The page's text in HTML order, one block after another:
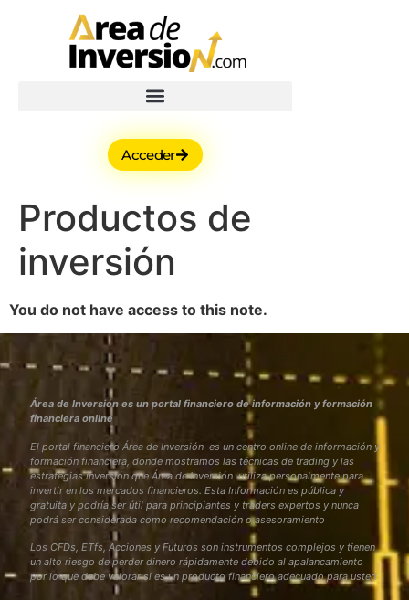
Acceder
Productos de
inversión
You do not have access to this note.
Área de Inversión es un portal financiero de información y formación
financiera online
El portal financiero Área de Inversión es un centro online de información y
formación financiera, donde mostramos las técnicas de trading y las
estrategias inversión que Área de Inversión utiliza personalmente para
invertir en los mercados financieros. Esta Información es pública y
gratuita y podría ser útil para principiantes y traders expertos y nunca
podrá ser considerada como recomendación o asesoramiento
Los CFDs, ETfs, Acciones y Futuros son instrumentos complejos y tienen
un alto riesgo de perder dinero rápidamente debido al apalancamiento
por lo que debe valorar si es un producto financiero adecuado para usted